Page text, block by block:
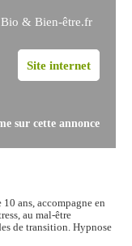
& Bien-être.fr
Site internet
sur cette annonce
ans, accompagne en
au mal-être
de transition. Hypnose